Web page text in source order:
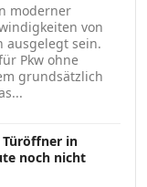
moderner
von
ausgelegt sein.
Pkw ohne
grundsätzlich
Türöffner in
noch nicht